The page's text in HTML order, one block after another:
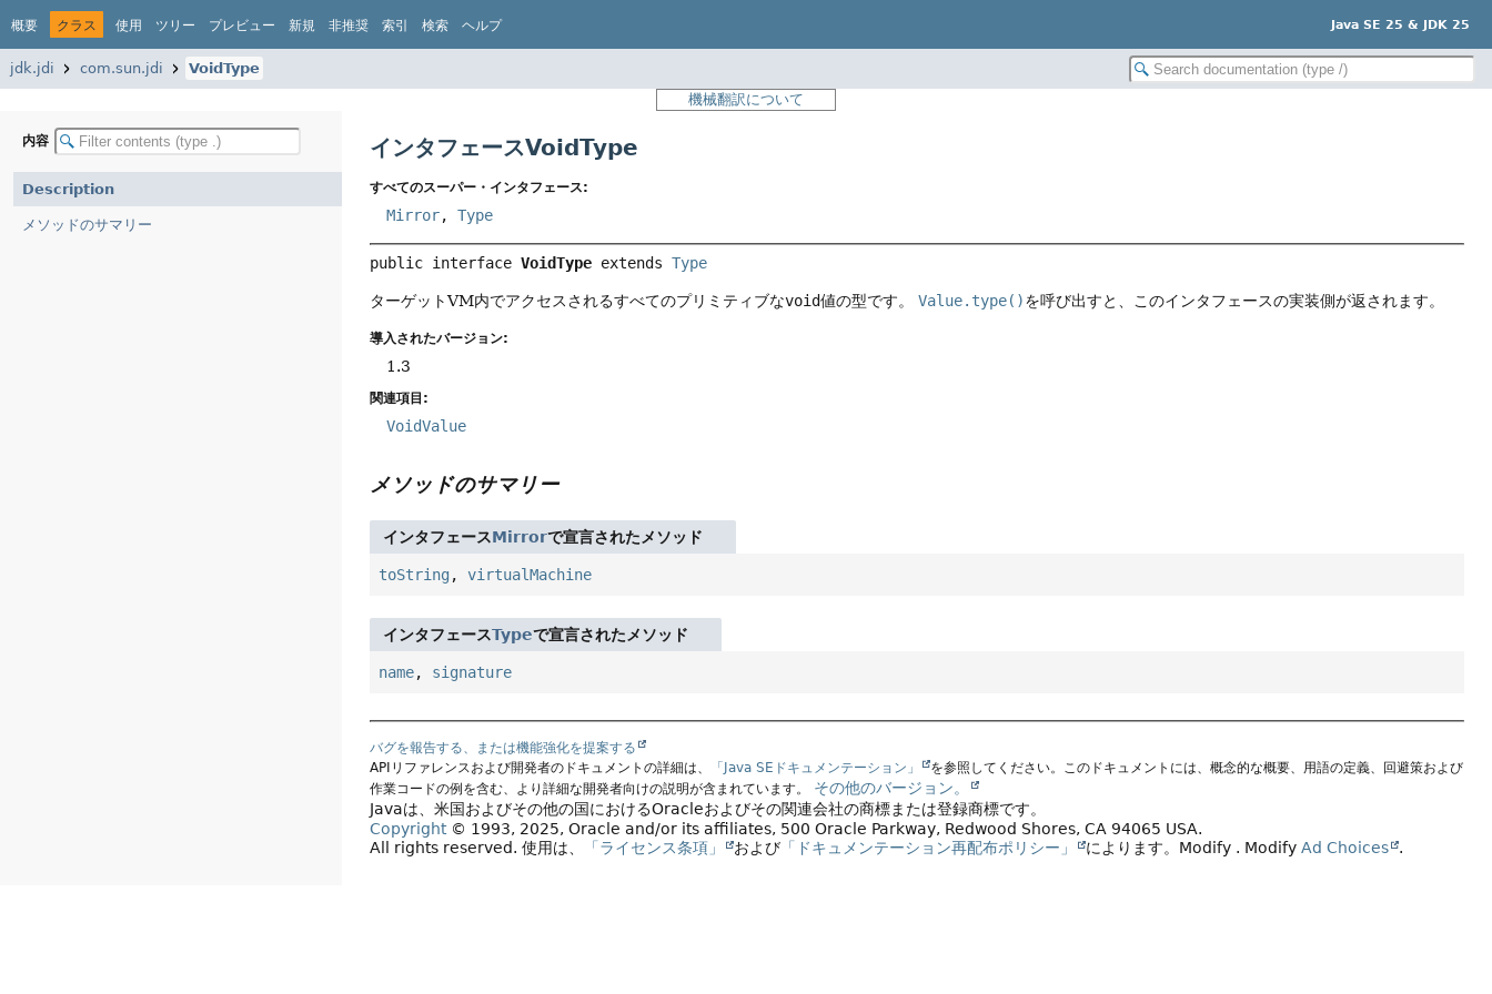
概要 クラス 使用 ツリー プレビュー 新規 非推奨 索引 検索 ヘルプ Java SE 25 & JDK 25
jdk.jdi com.sun.jdi
VoidType
機械翻訳について
内容
Description
メソッドのサマリー
インタフェースVoidType
すべてのスーパー・インタフェース:
Mirror,Type
public interface VoidType extends Type
ターゲットVM内でアクセスされるすべてのプリミティブなvoid値の型です。 Value.type()を呼び出すと、このインタフェースの実装側が返されます。
導入されたバージョン:
1.3
関連項目:
VoidValue
メソッドのサマリー
インタフェースMirrorで宣言されたメソッド
toString ,virtualMachine
インタフェースTypeで宣言されたメソッド
name, signature
バグを報告する、または機能強化を提案する
APIリファレンスおよび開発者のドキュメントの詳細は、
「Java SEドキュメンテーション」
を参照してください。このドキュメントには、概念的な概要、用語の定義、回避策および
作業コードの例を含む、より詳細な開発者向けの説明が含まれています。
その他のバージョン。
Javaは、米国およびその他の国におけるOracleおよびその関連会社の商標または登録商標です。
Copyright© 1993, 2025, Oracle and/or its affiliates, 500 Oracle Parkway, Redwood Shores, CA 94065 USA.
All rights reserved.使用は、 「ライセンス条項」 および 「ドキュメンテーション再配布ポリシー」 によります。 Modify . ModifyAd Choices .